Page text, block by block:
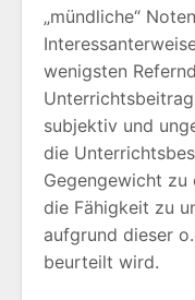
„mündliche“
wenigsten
subjektiv und
die
Gegengewicht zu
die Fähigkeit zu
aufgrund dieser
beurteilt wird.